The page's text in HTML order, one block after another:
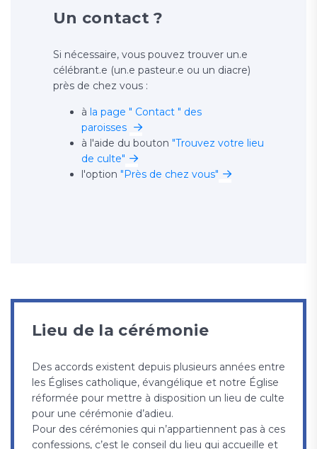
Un contact ?
Si nécessaire, vous pouvez trouver un.e
célébrant.e (un.e pasteur.e ou un diacre)
près de chez vous :
à la page " Contact " des
paroisses
à l'aide du bouton "Trouvez votre lieu
de culte"
l'option "Près de chez vous"
Lieu de la cérémonie
Des accords existent depuis plusieurs années entre
les Églises catholique, évangélique et notre Église
réformée pour mettre à disposition un lieu de culte
pour une cérémonie d’adieu.
Pour des cérémonies qui n’appartiennent pas à ces
confessions, c’est le conseil du lieu qui accueille et